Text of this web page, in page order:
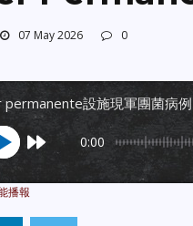
07 May 2026 0
permanente設施現軍團菌病例
0:00